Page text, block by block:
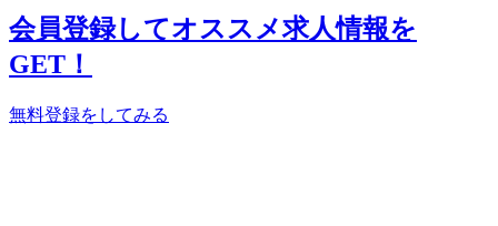
会員登録してオススメ求人情報を
GET！
無料登録をしてみる